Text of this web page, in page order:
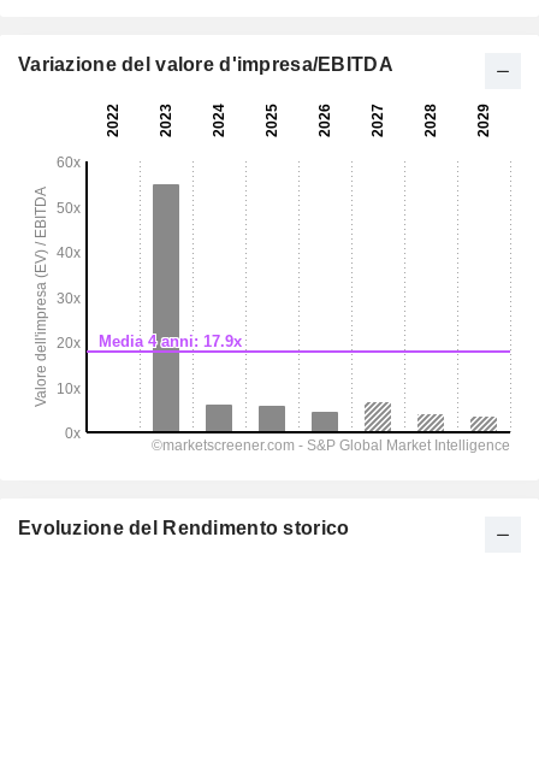
Variazione del valore d'impresa/EBITDA
Evoluzione del Rendimento storico